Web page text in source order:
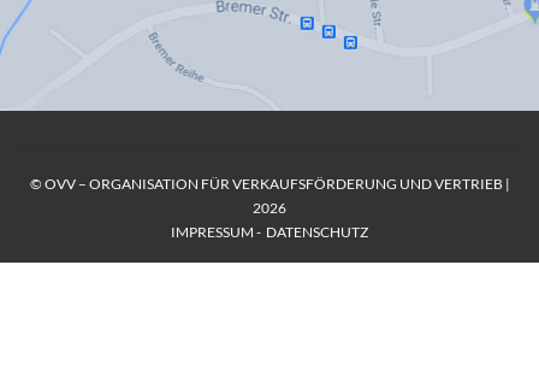
© OVV – ORGANISATION FÜR VERKAUFSFÖRDERUNG UND VERTRIEB |
2026
IMPRESSUM - DATENSCHUTZ